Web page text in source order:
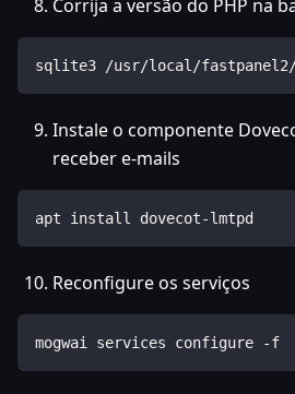
Corrija a versão do PHP na
sqlite3 /usr/local/fastpanel2/
Instale o componente
receber e-mails
apt install dovecot-lmtpd
Reconfigure os serviços
mogwai services configure -f